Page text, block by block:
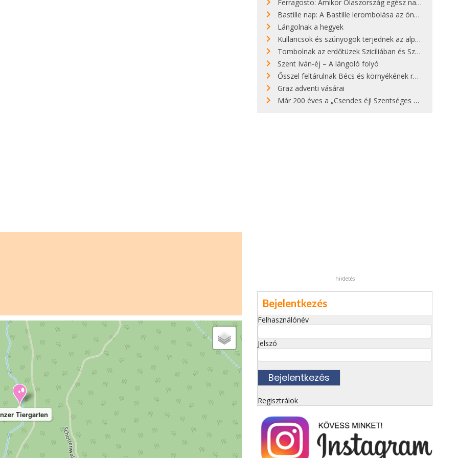
Tiergarten
Ferragosto: Amikor Olaszország egész nap nyaral
Bastille nap: A Bastille lerombolása az önkényuralom végét jelentette
Lángolnak a hegyek
Kullancsok és szúnyogok terjednek az alpesi legelőkön
Tombolnak az erdőtüzek Szicíliában és Szardínián
Szent Iván-éj – A lángoló folyó
Ősszel feltárulnak Bécs és környékének rendkívüli építészeti kincsei
Graz adventi vásárai
Már 200 éves a „Csendes éj! Szentséges éj!”
hirdetés
Bejelentkezés
Felhasználónév
Jelszó
Regisztrálok